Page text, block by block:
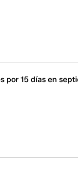
por 15 días en